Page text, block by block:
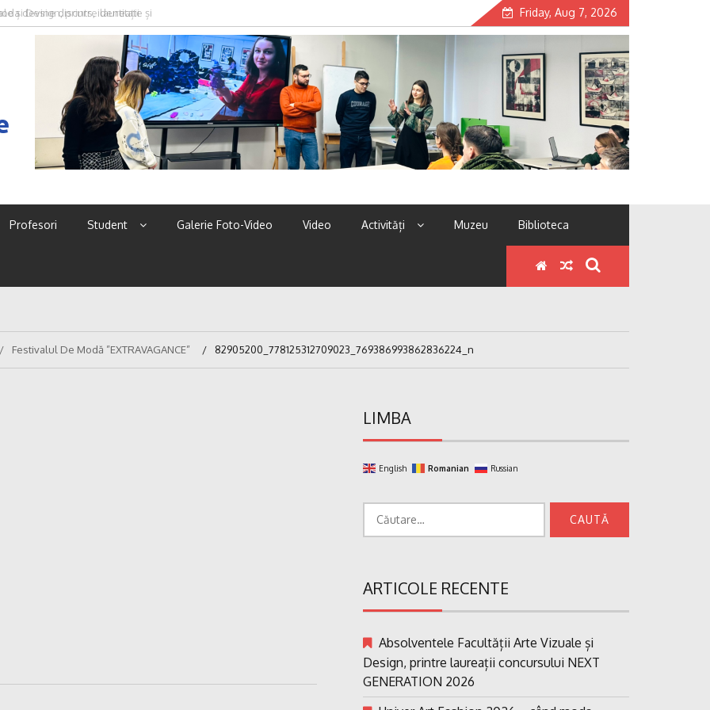
devine discurs, identitate și
Friday, Aug 7, 2026
Profesori Student Galerie Foto-Video Video Activități Muzeu Biblioteca
Festivalul De Modă ”EXTRAVAGANCE” 82905200_778125312709023_769386993862836224_n
LIMBA
English Romanian Russian
ARTICOLE RECENTE
Absolventele Facultății Arte Vizuale și
Design, printre laureații concursului NEXT
GENERATION 2026